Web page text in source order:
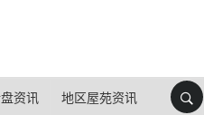
资讯 地区屋苑资讯